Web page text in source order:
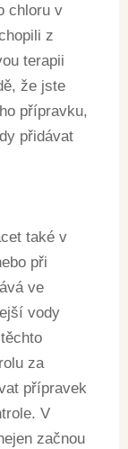
chloru v
z
terapii
že jste
přípravku,
přidávat
také v
při
ve
vody
za
přípravek
V
začnou